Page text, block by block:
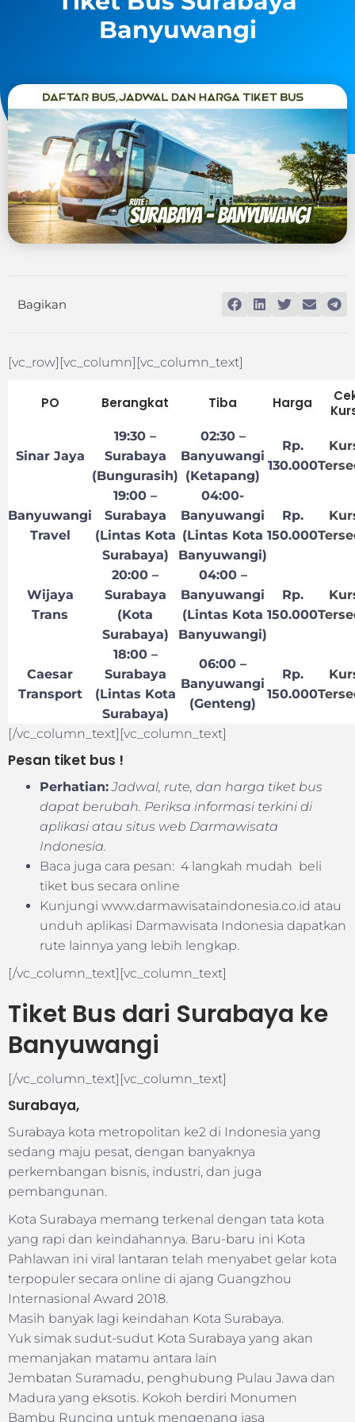
Banyuwangi
Bagikan
[vc_row][vc_column][vc_column_text]
PO Berangkat Tiba Harga
Sinar Jaya
19:30 –
Surabaya
(Bungurasih)
02:30 –
Banyuwangi
(Ketapang)
Rp.
130.000
Banyuwangi
Travel
19:00 –
Surabaya
(Lintas Kota
Surabaya)
04:00-
Banyuwangi
(Lintas Kota
Banyuwangi)
Rp.
150.000
Wijaya
Trans
20:00 –
Surabaya
(Kota
Surabaya)
04:00 –
Banyuwangi
(Lintas Kota
Banyuwangi)
Rp.
150.000
Caesar
Transport
18:00 –
Surabaya
(Lintas Kota
Surabaya)
06:00 –
Banyuwangi
(Genteng)
Rp.
150.000
[/vc_column_text][vc_column_text]
Pesan tiket bus !
Perhatian: Jadwal, rute, dan harga tiket bus
dapat berubah. Periksa informasi terkini di
aplikasi atau situs web Darmawisata
Indonesia.
Baca juga cara pesan: 4 langkah mudah beli
tiket bus secara online
Kunjungi www.darmawisataindonesia.co.id atau
unduh aplikasi Darmawisata Indonesia dapatkan
rute lainnya yang lebih lengkap.
[/vc_column_text][vc_column_text]
Tiket Bus dari Surabaya ke
Banyuwangi
[/vc_column_text][vc_column_text]
Surabaya,
Surabaya kota metropolitan ke2 di Indonesia yang
sedang maju pesat, dengan banyaknya
perkembangan bisnis, industri, dan juga
pembangunan.
Kota Surabaya memang terkenal dengan tata kota
yang rapi dan keindahannya. Baru-baru ini Kota
Pahlawan ini viral lantaran telah menyabet gelar kota
terpopuler secara online di ajang Guangzhou
Internasional Award 2018.
Masih banyak lagi keindahan Kota Surabaya.
Yuk simak sudut-sudut Kota Surabaya yang akan
memanjakan matamu antara lain
Jembatan Suramadu, penghubung Pulau Jawa dan
Madura yang eksotis. Kokoh berdiri Monumen
Bambu Runcing untuk mengenang jasa